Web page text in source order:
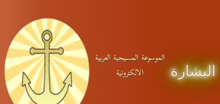
المسيحية العربية
الالكترونية